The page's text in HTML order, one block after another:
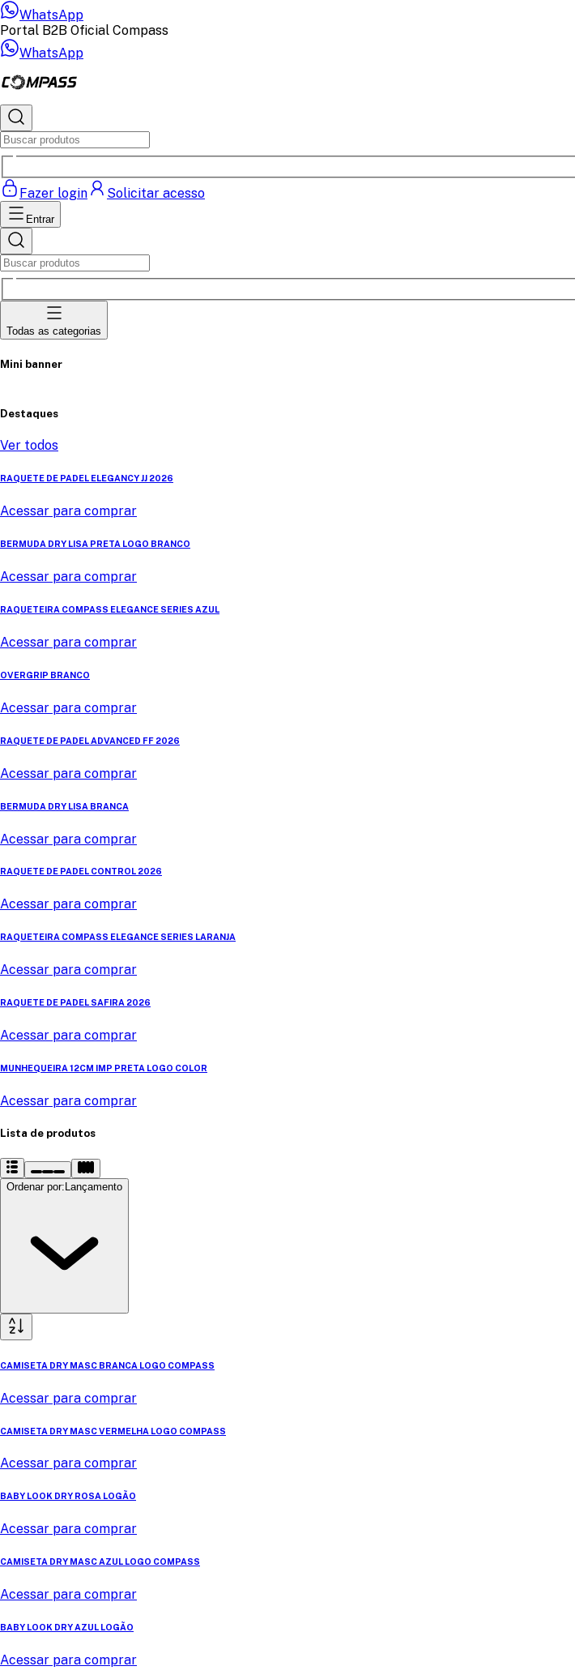
WhatsApp
Portal B2B Oficial Compass
WhatsApp
Fazer login Solicitar acesso
Entrar
Todas as categorias
Mini banner
Destaques
Ver todos
RAQUETE DE PADEL ELEGANCY JJ 2026
Acessar para comprar
BERMUDA DRY LISA PRETA LOGO BRANCO
Acessar para comprar
RAQUETEIRA COMPASS ELEGANCE SERIES AZUL
Acessar para comprar
OVERGRIP BRANCO
Acessar para comprar
RAQUETE DE PADEL ADVANCED FF 2026
Acessar para comprar
BERMUDA DRY LISA BRANCA
Acessar para comprar
RAQUETE DE PADEL CONTROL 2026
Acessar para comprar
RAQUETEIRA COMPASS ELEGANCE SERIES LARANJA
Acessar para comprar
RAQUETE DE PADEL SAFIRA 2026
Acessar para comprar
MUNHEQUEIRA 12CM IMP PRETA LOGO COLOR
Acessar para comprar
Lista de produtos
Ordenar por:Lançamento
CAMISETA DRY MASC BRANCA LOGO COMPASS
Acessar para comprar
CAMISETA DRY MASC VERMELHA LOGO COMPASS
Acessar para comprar
BABY LOOK DRY ROSA LOGÃO
Acessar para comprar
CAMISETA DRY MASC AZUL LOGO COMPASS
Acessar para comprar
BABY LOOK DRY AZUL LOGÃO
Acessar para comprar